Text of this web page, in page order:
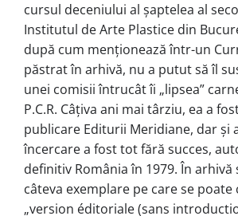
cursul deceniului al șaptelea al
Institutul de Arte Plastice din
după cum menționează într-un
păstrat în arhivă, nu a putut să îl
unei comisii întrucât îi „lipsea”
P.C.R. Câțiva ani mai târziu, ea a
publicare Editurii Meridiane, dar și
încercare a fost tot fără succes,
definitiv România în 1979. În
câteva exemplare pe care se
„version éditoriale (sans